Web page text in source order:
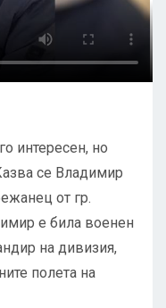
интересен, но
се Владимир
от гр.
е била военен
на дивизия,
полета на